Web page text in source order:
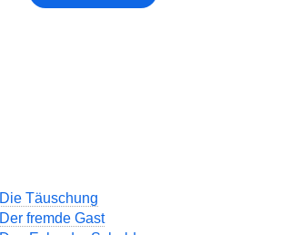
Die Täuschung
Der fremde Gast